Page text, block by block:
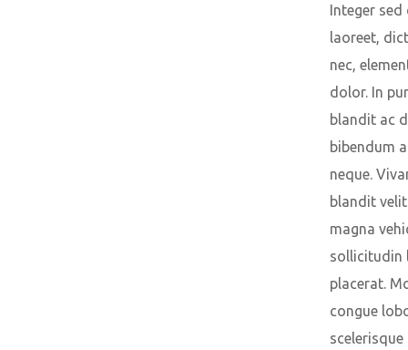
Integer sed
laoreet,
nec,
dolor. In
blandit ac
bibendum
neque.
blandit
magna
sollicitudin
placerat.
congue